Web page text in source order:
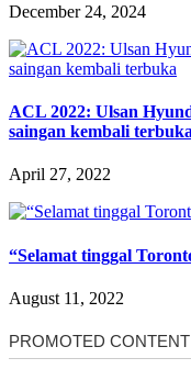
December 24, 2024
ACL 2022: Ulsan
saingan kembali terbuka
April 27, 2022
“Selamat tinggal
August 11, 2022